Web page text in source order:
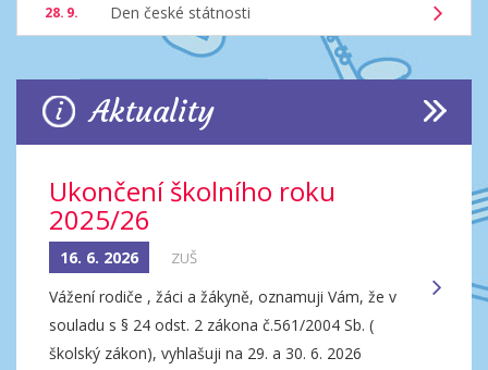
28. 9. Den české státnosti
Aktuality
Ukončení školního roku
2025/26
16. 6. 2026 ZUŠ
Vážení rodiče , žáci a žákyně, oznamuji Vám, že v
souladu s § 24 odst. 2 zákona č.561/2004 Sb. (
školský zákon), vyhlašuji na 29. a 30. 6. 2026